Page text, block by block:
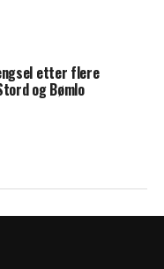
etter flere
og Bømlo